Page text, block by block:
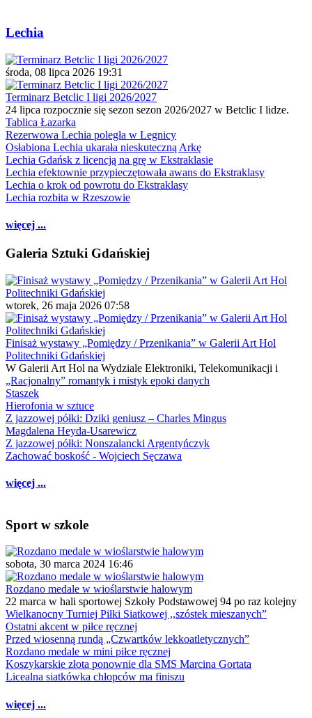
Lechia
środa, 08 lipca 2026 19:31
Terminarz Betclic I ligi 2026/2027
24 lipca rozpocznie się sezon sezon 2026/2027 w Betclic I lidze.
Tablica Łazarka
Rezerwowa Lechia poległa w Legnicy
Osłabiona Lechia ukarała nieskuteczną Arkę
Lechia Gdańsk z licencją na grę w Ekstraklasie
Lechia efektownie przypieczętowała awans do Ekstraklasy
Lechia o krok od powrotu do Ekstraklasy
Lechia rozbita w Rzeszowie
więcej ...
Galeria Sztuki Gdańskiej
wtorek, 26 maja 2026 07:58
Finisaż wystawy „Pomiędzy / Przenikania” w Galerii Art Hol
Politechniki Gdańskiej
W Galerii Art Hol na Wydziale Elektroniki, Telekomunikacji i
„Racjonalny” romantyk i mistyk epoki danych
Staszek
Hierofonia w sztuce
Z jazzowej półki: Dziki geniusz – Charles Mingus
Magdalena Heyda-Usarewicz
Z jazzowej półki: Nonszalancki Argentyńczyk
Zachować boskość - Wojciech Sęczawa
więcej ...
Sport w szkole
sobota, 30 marca 2024 16:46
Rozdano medale w wioślarstwie halowym
22 marca w hali sportowej Szkoły Podstawowej 94 po raz kolejny
Wielkanocny Turniej Piłki Siatkowej ,,szóstek mieszanych”
Ostatni akcent w piłce ręcznej
Przed wiosenną rundą „Czwartków lekkoatletycznych”
Rozdano medale w mini piłce ręcznej
Koszykarskie złota ponownie dla SMS Marcina Gortata
Licealna siatkówka chłopców ma finiszu
więcej ...